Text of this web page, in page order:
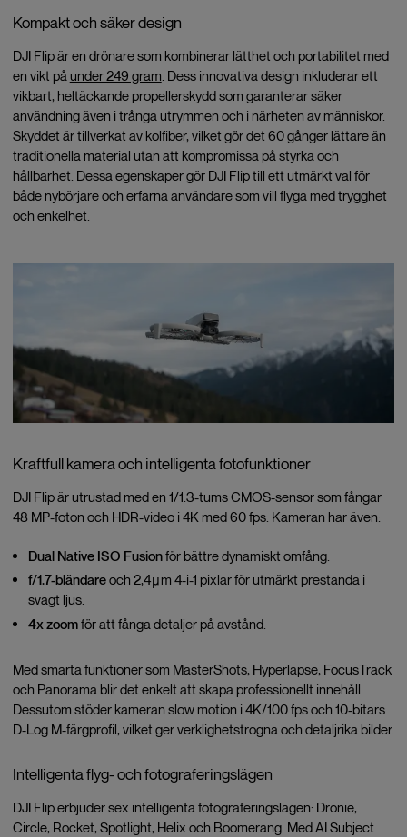
Kompakt och säker design
DJI Flip är en drönare som kombinerar lätthet och portabilitet med
en vikt påunder 249 gram. Dess innovativa design inkluderar ett
vikbart, heltäckande propellerskydd som garanterar säker
användning även i trånga utrymmen och i närheten av människor.
Skyddet är tillverkat av kolfiber, vilket gör det 60 gånger lättare än
traditionella material utan att kompromissa på styrka och
hållbarhet. Dessa egenskaper gör DJI Flip till ett utmärkt val för
både nybörjare och erfarna användare som vill flyga med trygghet
och enkelhet.
Kraftfull kamera och intelligenta fotofunktioner
DJI Flip är utrustad med en 1/1.3-tums CMOS-sensor som fångar
48 MP-foton och HDR-video i 4K med 60 fps. Kameran har även:
Dual Native ISO Fusionför bättre dynamiskt omfång.
f/1.7-bländareoch 2,4μm 4-i-1 pixlar för utmärkt prestanda i
svagt ljus.
4x zoomför att fånga detaljer på avstånd.
Med smarta funktioner som MasterShots, Hyperlapse, FocusTrack
och Panorama blir det enkelt att skapa professionellt innehåll.
Dessutom stöder kameran slow motion i 4K/100 fps och 10-bitars
D-Log M-färgprofil, vilket ger verklighetstrogna och detaljrika bilder.
Intelligenta flyg- och fotograferingslägen
DJI Flip erbjuder sex intelligenta fotograferingslägen: Dronie,
Circle, Rocket, Spotlight, Helix och Boomerang. Med AI Subject